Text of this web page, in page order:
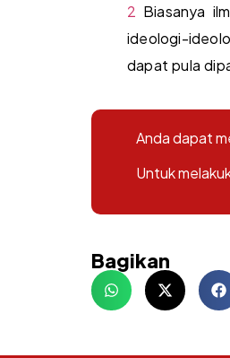
2 Biasanya
ideologi-
dapat pula
Anda dapat
Untuk
Bagikan